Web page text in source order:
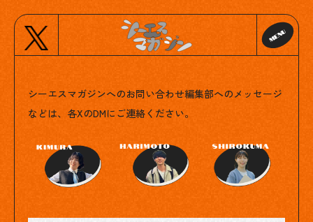
Contact
シーエスマガジンへのお問い合わせ編集部へのメッセージ
などは、各XのDMにご連絡ください。